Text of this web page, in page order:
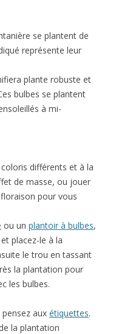
se plantent de
représente leur
plante robuste et
bulbes se plantent
à mi-
différents et à la
de masse, ou jouer
pour vous
ou un plantoir à bulbes,
placez-le à la
le trou en tassant
la plantation pour
les bulbes.
aux étiquettes.
la plantation